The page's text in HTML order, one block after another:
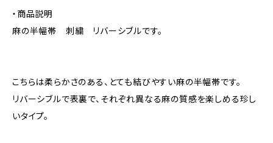
・商品説明
麻の半幅帯 刺繍 リバーシブルです。
こちらは柔らかさのある、とても結びやすい麻の半幅帯です。
リバーシブルで表裏で、それぞれ異なる麻の質感を楽しめる珍し
いタイプ。